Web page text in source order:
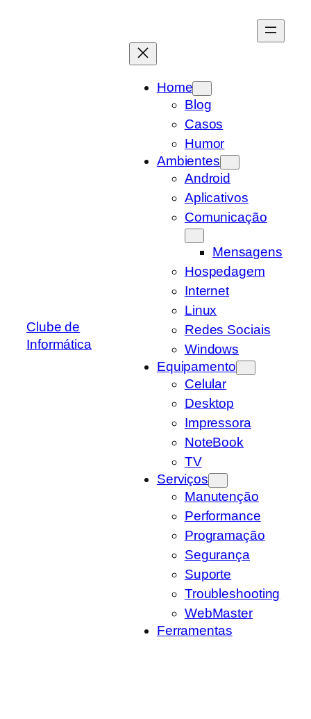
Clube de
Informática
Home
Blog
Casos
Humor
Ambientes
Android
Aplicativos
Comunicação
Mensagens
Hospedagem
Internet
Linux
Redes Sociais
Windows
Equipamento
Celular
Desktop
Impressora
NoteBook
TV
Serviços
Manutenção
Performance
Programação
Segurança
Suporte
Troubleshooting
WebMaster
Ferramentas